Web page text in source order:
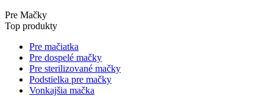
Pre Mačky
Top produkty
Pre mačiatka
Pre dospelé mačky
Pre sterilizované mačky
Podstielka pre mačky
Vonkajšia mačka